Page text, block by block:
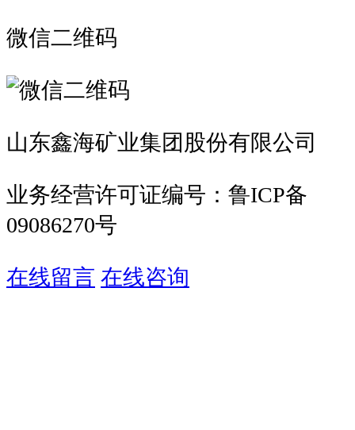
微信二维码
山东鑫海矿业集团股份有限公司
业务经营许可证编号：鲁ICP备
09086270号
在线留言 在线咨询